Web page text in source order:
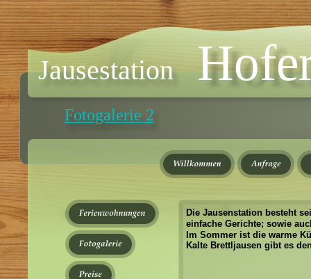
Fotogalerie 2
Jausestation
Die Jausenstation besteht
einfache Gerichte; sowie
Im Sommer ist die warme
Kalte Brettljausen gibt es